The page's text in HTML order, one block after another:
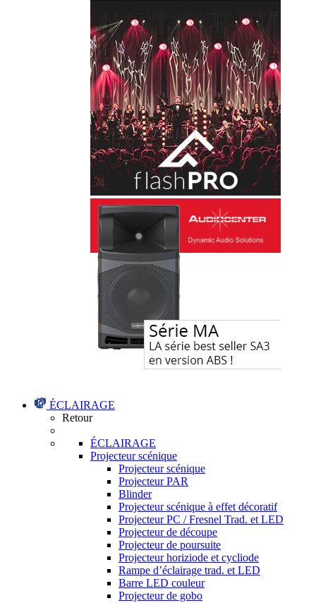
ÉCLAIRAGE
Retour
ÉCLAIRAGE
Projecteur scénique
Projecteur scénique
Projecteur PAR
Blinder
Projecteur scénique à effet décoratif
Projecteur PC / Fresnel Trad. et LED
Projecteur de découpe
Projecteur de poursuite
Projecteur horiziode et cycliode
Rampe d’éclairage trad. et LED
Barre LED couleur
Projecteur de gobo